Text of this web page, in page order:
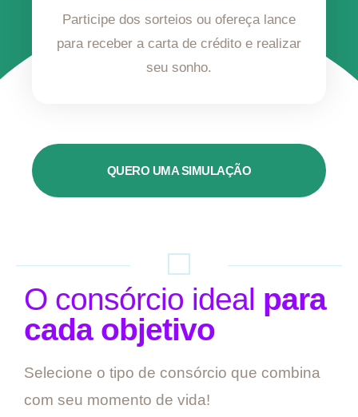
Participe dos sorteios ou ofereça lance
para receber a carta de crédito e realizar
seu sonho.
QUERO UMA SIMULAÇÃO
O consórcio ideal para
cada objetivo
Selecione o tipo de consórcio que combina
com seu momento de vida!